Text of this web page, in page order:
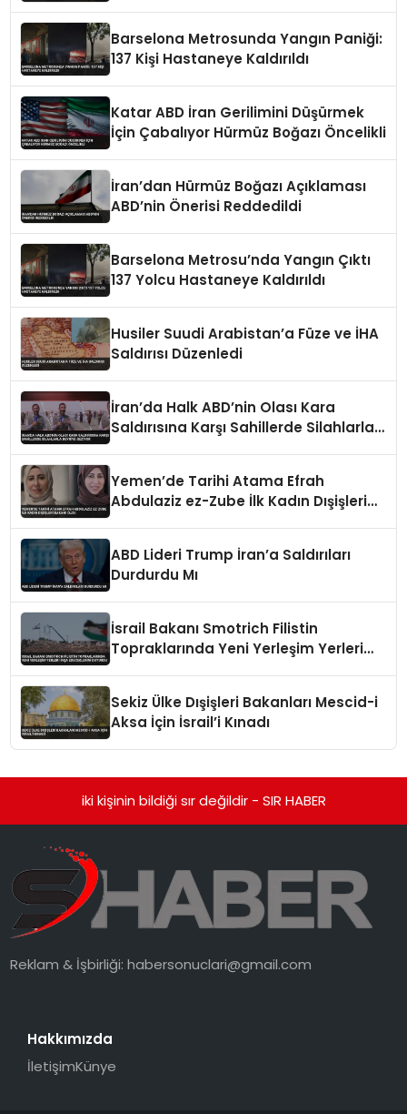
Barselona Metrosunda Yangın Paniği:
137 Kişi Hastaneye Kaldırıldı
Katar ABD İran Gerilimini Düşürmek
İçin Çabalıyor Hürmüz Boğazı Öncelikli
İran’dan Hürmüz Boğazı Açıklaması
ABD’nin Önerisi Reddedildi
Barselona Metrosu’nda Yangın Çıktı
137 Yolcu Hastaneye Kaldırıldı
Husiler Suudi Arabistan’a Füze ve İHA
Saldırısı Düzenledi
İran’da Halk ABD’nin Olası Kara
Saldırısına Karşı Sahillerde Silahlarla
Yemen’de Tarihi Atama Efrah
Abdulaziz ez-Zube İlk Kadın Dışişleri
ABD Lideri Trump İran’a Saldırıları
Durdurdu Mı
İsrail Bakanı Smotrich Filistin
Topraklarında Yeni Yerleşim Yerleri
Sekiz Ülke Dışişleri Bakanları Mescid-i
Aksa İçin İsrail’i Kınadı
iki kişinin bildiği sır değildir - SIR HABER
Reklam & İşbirliği:habersonuclari@gmail.com
Hakkımızda
İletişimKünye